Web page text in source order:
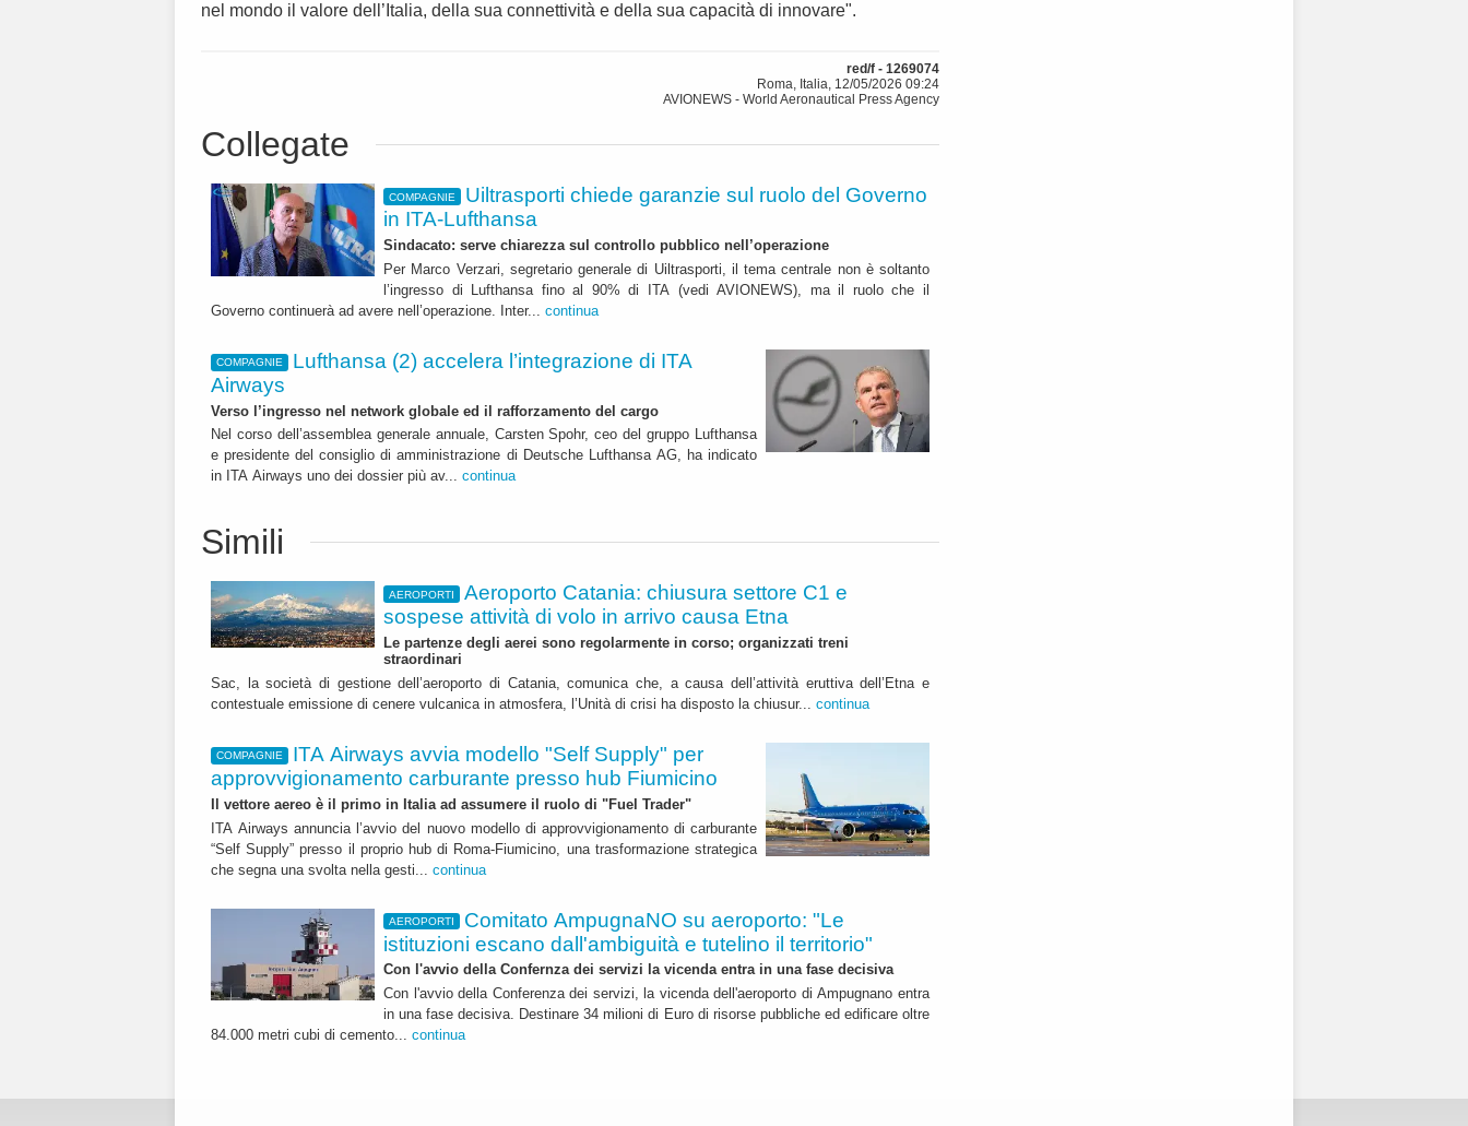
nel mondo il valore dell’Italia, della sua connettività e della sua capacità di innovare".
red/f - 1269074
Roma, Italia, 12/05/2026 09:24
AVIONEWS - World Aeronautical Press Agency
Collegate
COMPAGNIE
Uiltrasporti chiede garanzie sul ruolo del Governo
in ITA-Lufthansa
Sindacato: serve chiarezza sul controllo pubblico nell’operazione
Per Marco Verzari, segretario generale di Uiltrasporti, il tema centrale non è soltanto
l’ingresso di Lufthansa fino al 90% di ITA (vedi AVIONEWS), ma il ruolo che il
Governo continuerà ad avere nell’operazione. Inter... continua
COMPAGNIE
Lufthansa (2) accelera l’integrazione di ITA
Airways
Verso l’ingresso nel network globale ed il rafforzamento del cargo
Nel corso dell’assemblea generale annuale, Carsten Spohr, ceo del gruppo Lufthansa
e presidente del consiglio di amministrazione di Deutsche Lufthansa AG, ha indicato
in ITA Airways uno dei dossier più av... continua
Simili
AEROPORTI
Aeroporto Catania: chiusura settore C1 e
sospese attività di volo in arrivo causa Etna
Le partenze degli aerei sono regolarmente in corso; organizzati treni
straordinari
Sac, la società di gestione dell’aeroporto di Catania, comunica che, a causa dell’attività eruttiva dell’Etna e
contestuale emissione di cenere vulcanica in atmosfera, l’Unità di crisi ha disposto la chiusur... continua
COMPAGNIE
ITA Airways avvia modello "Self Supply" per
approvvigionamento carburante presso hub Fiumicino
Il vettore aereo è il primo in Italia ad assumere il ruolo di "Fuel Trader"
ITA Airways annuncia l’avvio del nuovo modello di approvvigionamento di carburante
“Self Supply” presso il proprio hub di Roma-Fiumicino, una trasformazione strategica
che segna una svolta nella gesti... continua
AEROPORTI
Comitato AmpugnaNO su aeroporto: "Le
istituzioni escano dall'ambiguità e tutelino il territorio"
Con l'avvio della Confernza dei servizi la vicenda entra in una fase decisiva
Con l'avvio della Conferenza dei servizi, la vicenda dell'aeroporto di Ampugnano entra
in una fase decisiva. Destinare 34 milioni di Euro di risorse pubbliche ed edificare oltre
84.000 metri cubi di cemento... continua